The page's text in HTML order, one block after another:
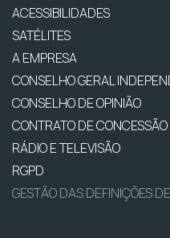
ACESSIBILIDADES
SATÉLITES
A EMPRESA
CONSELHO GERAL
CONSELHO DE OPINIÃO
CONTRATO DE
RÁDIO E TELEVISÃO
RGPD
GESTÃO DAS DEFINIÇÕES